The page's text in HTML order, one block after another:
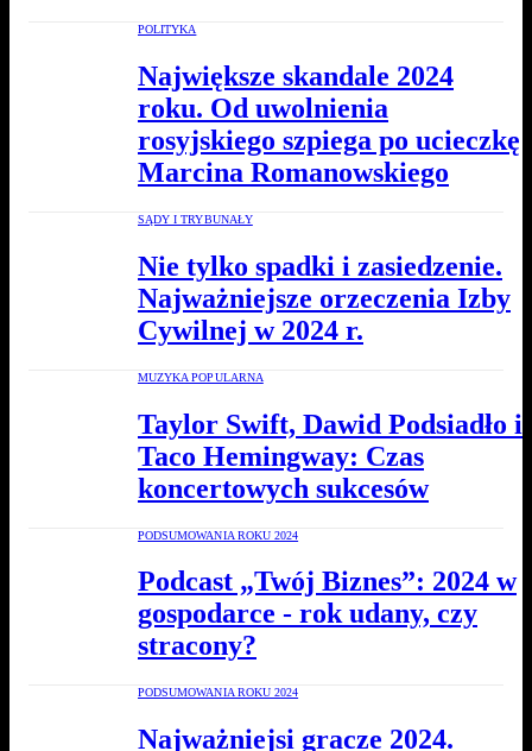
POLITYKA
Największe skandale 2024
roku. Od uwolnienia
rosyjskiego szpiega po ucieczkę
Marcina Romanowskiego
SĄDY I TRYBUNAŁY
Nie tylko spadki i zasiedzenie.
Najważniejsze orzeczenia Izby
Cywilnej w 2024 r.
MUZYKA POPULARNA
Taylor Swift, Dawid Podsiadło i
Taco Hemingway: Czas
koncertowych sukcesów
PODSUMOWANIA ROKU 2024
Podcast „Twój Biznes”: 2024 w
gospodarce - rok udany, czy
stracony?
PODSUMOWANIA ROKU 2024
Najważniejsi gracze 2024.